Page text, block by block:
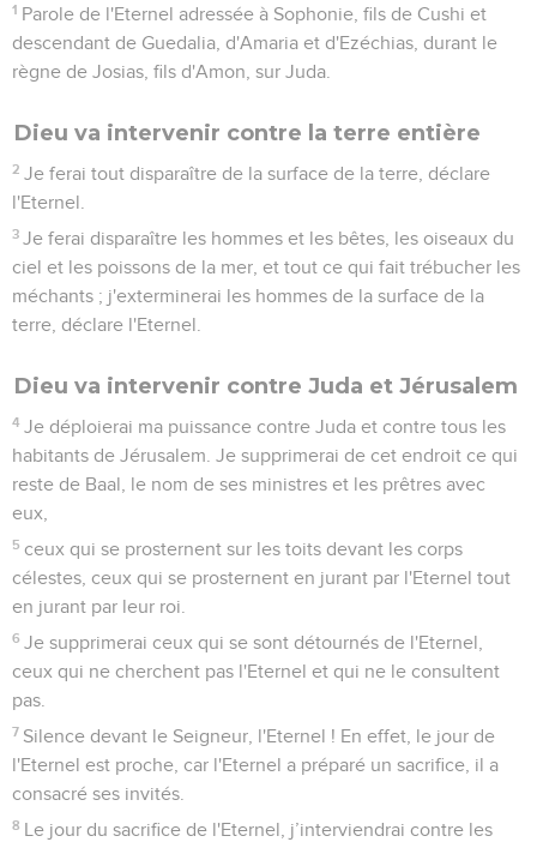
1 Parole de l'Eternel adressée à Sophonie, fils de Cushi et
descendant de Guedalia, d'Amaria et d'Ezéchias, durant le
règne de Josias, fils d'Amon, sur Juda.
Dieu va intervenir contre la terre entière
2 Je ferai tout disparaître de la surface de la terre, déclare
l'Eternel.
3 Je ferai disparaître les hommes et les bêtes, les oiseaux du
ciel et les poissons de la mer, et tout ce qui fait trébucher les
méchants ; j'exterminerai les hommes de la surface de la
terre, déclare l'Eternel.
Dieu va intervenir contre Juda et Jérusalem
4 Je déploierai ma puissance contre Juda et contre tous les
habitants de Jérusalem. Je supprimerai de cet endroit ce qui
reste de Baal, le nom de ses ministres et les prêtres avec
eux,
5 ceux qui se prosternent sur les toits devant les corps
célestes, ceux qui se prosternent en jurant par l'Eternel tout
en jurant par leur roi.
6 Je supprimerai ceux qui se sont détournés de l'Eternel,
ceux qui ne cherchent pas l'Eternel et qui ne le consultent
pas.
7 Silence devant le Seigneur, l'Eternel ! En effet, le jour de
l'Eternel est proche, car l'Eternel a préparé un sacrifice, il a
consacré ses invités.
8 Le jour du sacrifice de l'Eternel, j’interviendrai contre les